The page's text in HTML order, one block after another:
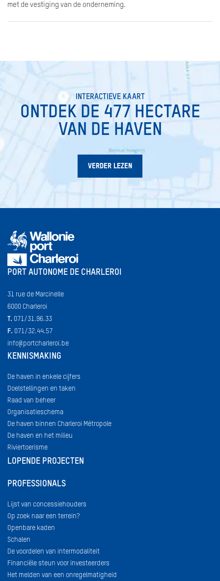
met de vestiging van de onderneming.
INTERACTIEVE KAART
ONTDEK DE 477 HECTARE
VAN DE HAVEN
VERDER LEZEN
PORT AUTONOME DE CHARLEROI
31 rue de Marcinelle
6000 Charleroi
T. 071/31.96.33
F. 071/32.44.57
info@portcharleroi.be
KENNISMAKING
De haven in enkele cijfers
Doelstellingen en taken
Raad van beheer
Organisatieschema
De haven binnen Charleroi Métropole
De haven en het milieu
Riviertoerisme
LOPENDE PROJECTEN
PROFESSIONALS
Lijst van concessiehouders
Op zoek naar een terrein?
Openbare kaden
Schalen
De voordelen van intermodaliteit
Financiële steun voor investeerders
Het melden van een onregelmatigheid